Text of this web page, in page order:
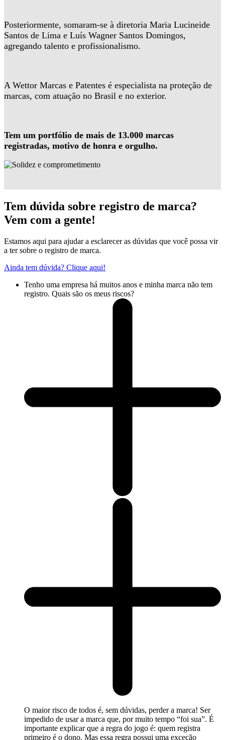
Posteriormente, somaram-se à diretoria Maria Lucineide
Santos de Lima e Luís Wagner Santos Domingos,
agregando talento e profissionalismo.
A Wettor Marcas e Patentes é especialista na proteção de
marcas, com atuação no Brasil e no exterior.
Tem um portfólio de mais de 13.000 marcas
registradas, motivo de honra e orgulho.
Tem dúvida sobre registro de marca?
Vem com a gente!
Estamos aqui para ajudar a esclarecer as dúvidas que você possa vir
a ter sobre o registro de marca.
Ainda tem dúvida? Clique aqui!
Tenho uma empresa há muitos anos e minha marca não tem
registro. Quais são os meus riscos?
O maior risco de todos é, sem dúvidas, perder a marca! Ser
impedido de usar a marca que, por muito tempo “foi sua”. É
importante explicar que a regra do jogo é: quem registra
primeiro é o dono. Mas essa regra possui uma exceção